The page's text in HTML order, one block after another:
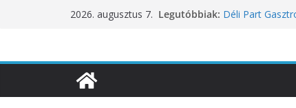
2026. augusztus 7. Legutóbbiak: Déli Part
ünnepléséhez